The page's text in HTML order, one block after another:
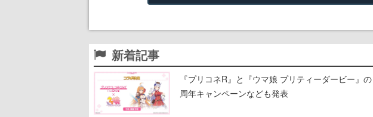
新着記事
『プリコネR』と『ウマ娘 プリティーダービー』
周年キャンペーンなども発表